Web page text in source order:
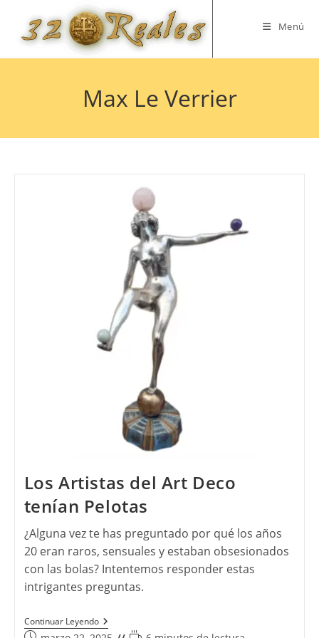
contenido
Menú
Max Le Verrier
Los Artistas del Art Deco
tenían Pelotas
¿Alguna vez te has preguntado por qué los años
20 eran raros, sensuales y estaban obsesionados
con las bolas? Intentemos responder estas
intrigantes preguntas.
Continuar LeyendoLos
Artistas